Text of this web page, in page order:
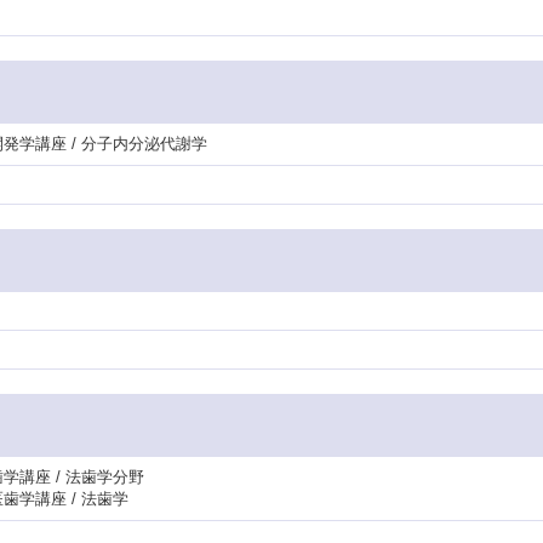
学講座 / 分子内分泌代謝学
講座 / 法歯学分野
学講座 / 法歯学